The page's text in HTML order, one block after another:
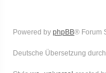
Powered by phpBB® Forum
Deutsche Übersetzung durch